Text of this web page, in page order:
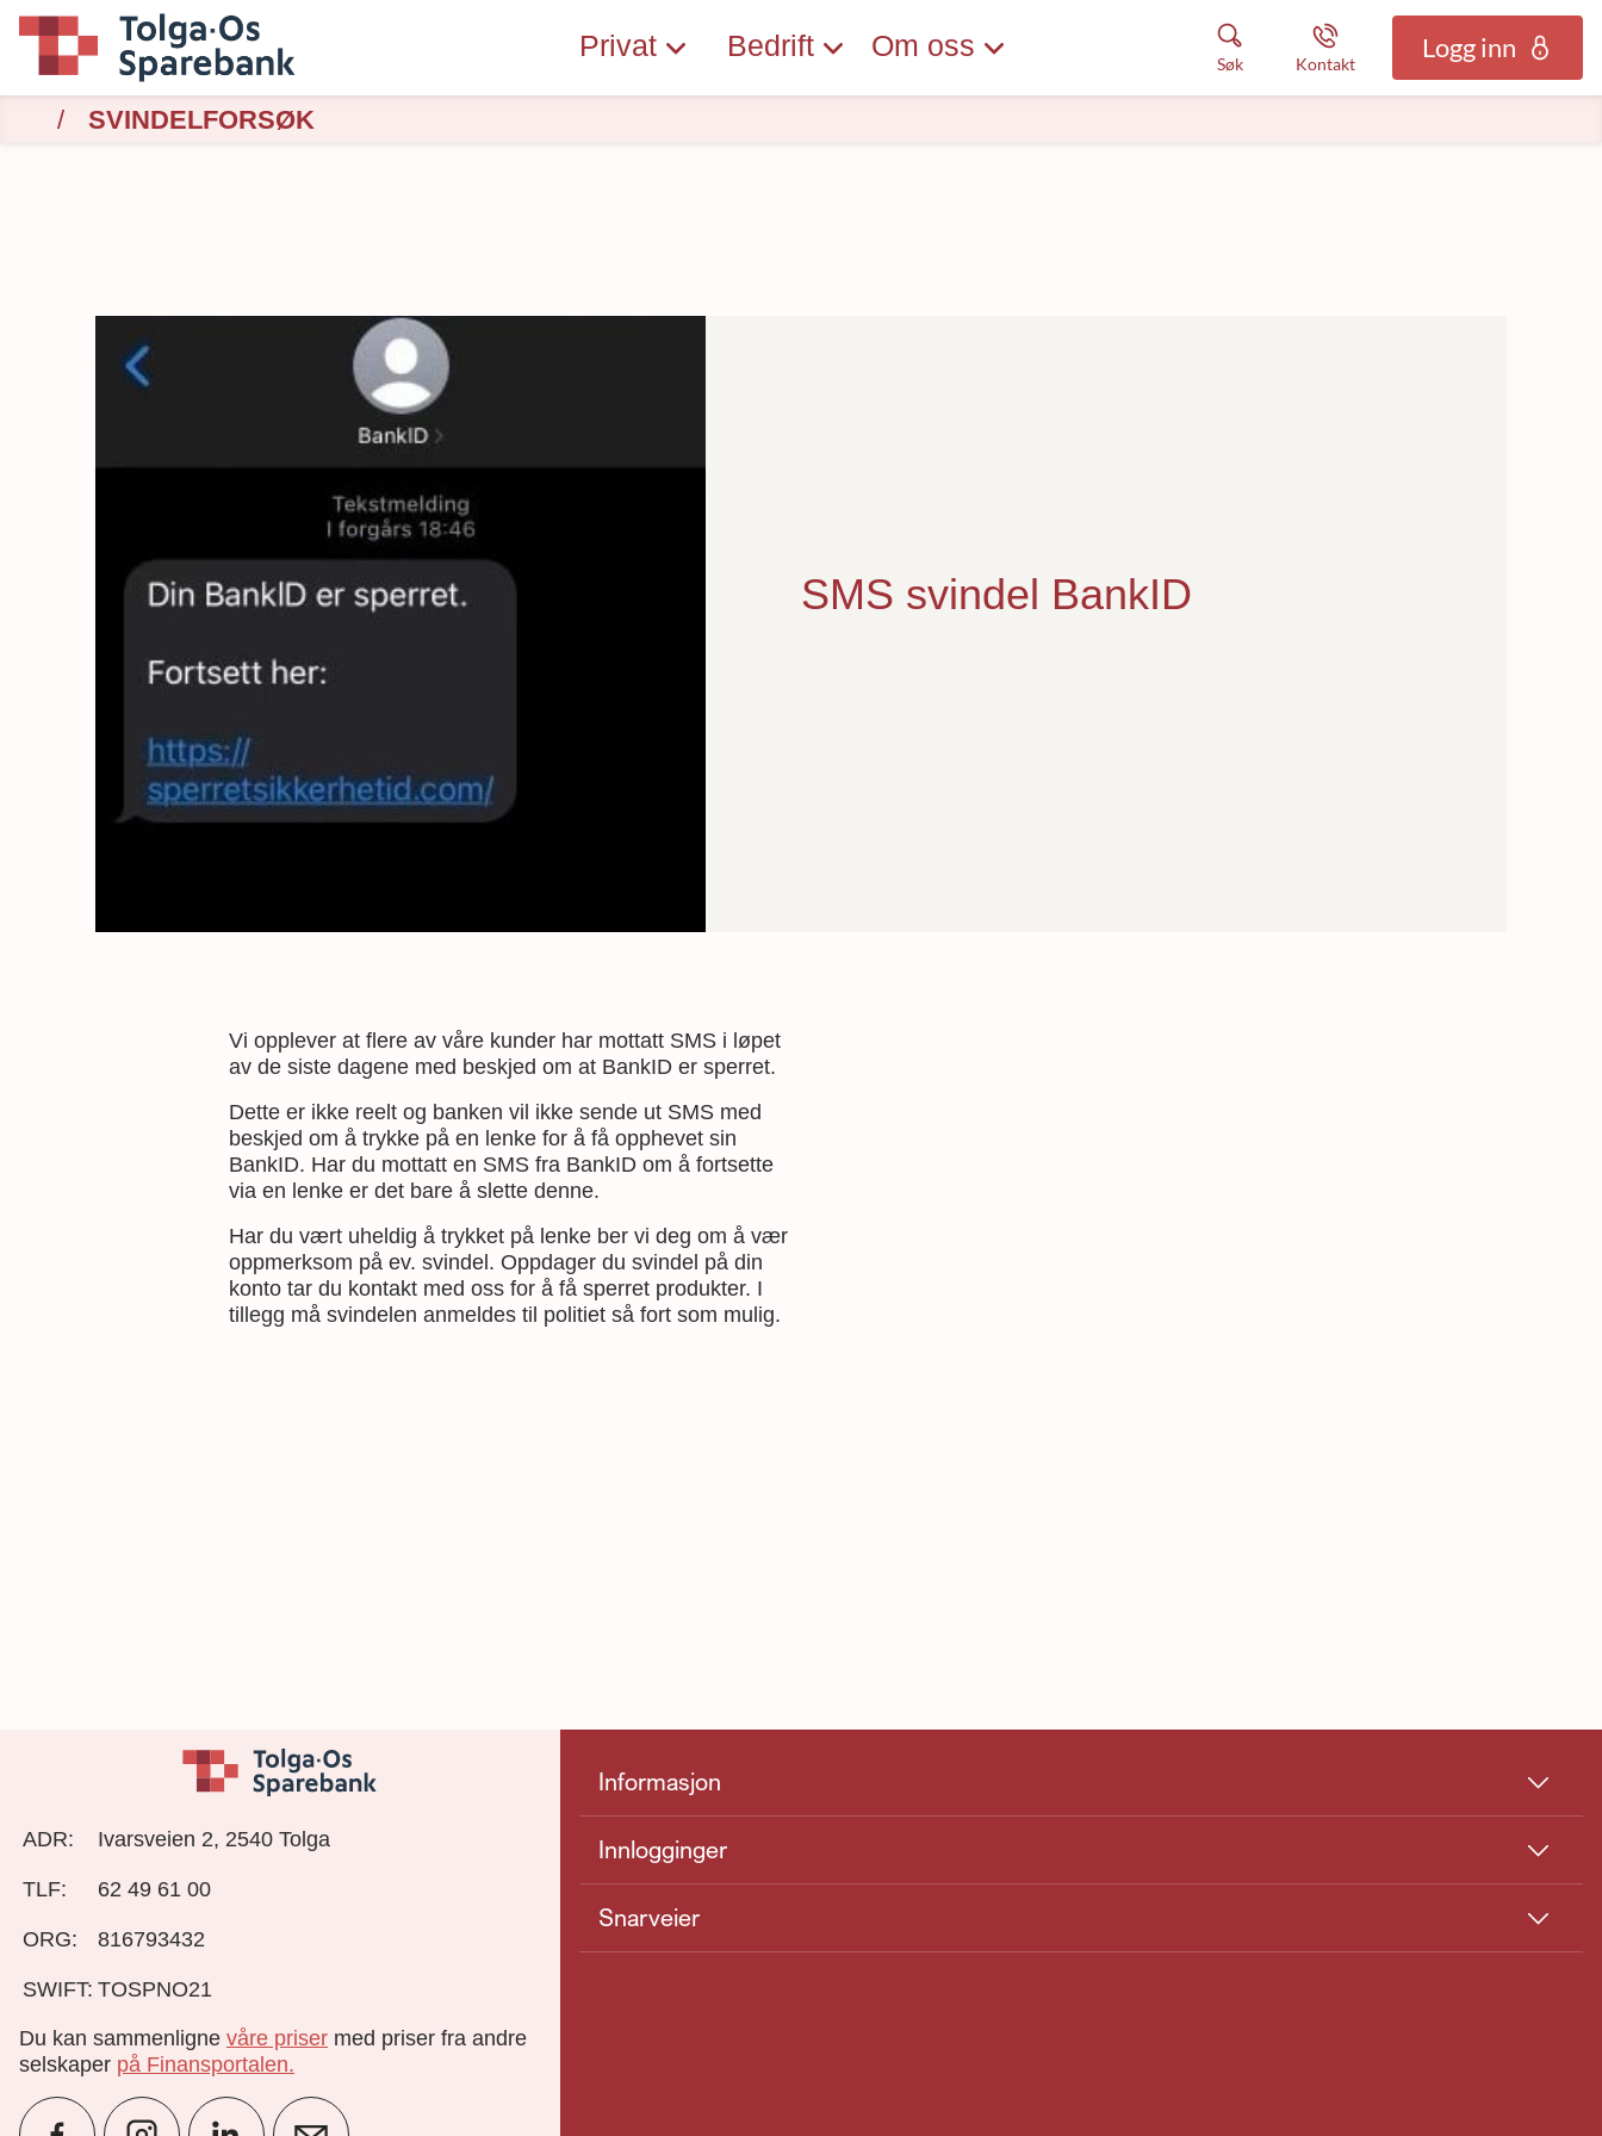
SVINDELFORSØK
Privat Bedrift Om oss
Søk Kontakt
Logg inn
SMS svindel BankID
Vi opplever at flere av våre kunder har mottatt SMS i løpet
av de siste dagene med beskjed om at BankID er sperret.
Dette er ikke reelt og banken vil ikke sende ut SMS med
beskjed om å trykke på en lenke for å få opphevet sin
BankID. Har du mottatt en SMS fra BankID om å fortsette
via en lenke er det bare å slette denne.
Har du vært uheldig å trykket på lenke ber vi deg om å vær
oppmerksom på ev. svindel. Oppdager du svindel på din
konto tar du kontakt med oss for å få sperret produkter. I
tillegg må svindelen anmeldes til politiet så fort som mulig.
Informasjon
Innlogginger
Snarveier
ADR: Ivarsveien 2, 2540 Tolga
TLF: 62 49 61 00
ORG: 816793432
SWIFT: TOSPNO21
Du kan sammenlignevåre priser med priser fra andre
selskaper på Finansportalen.